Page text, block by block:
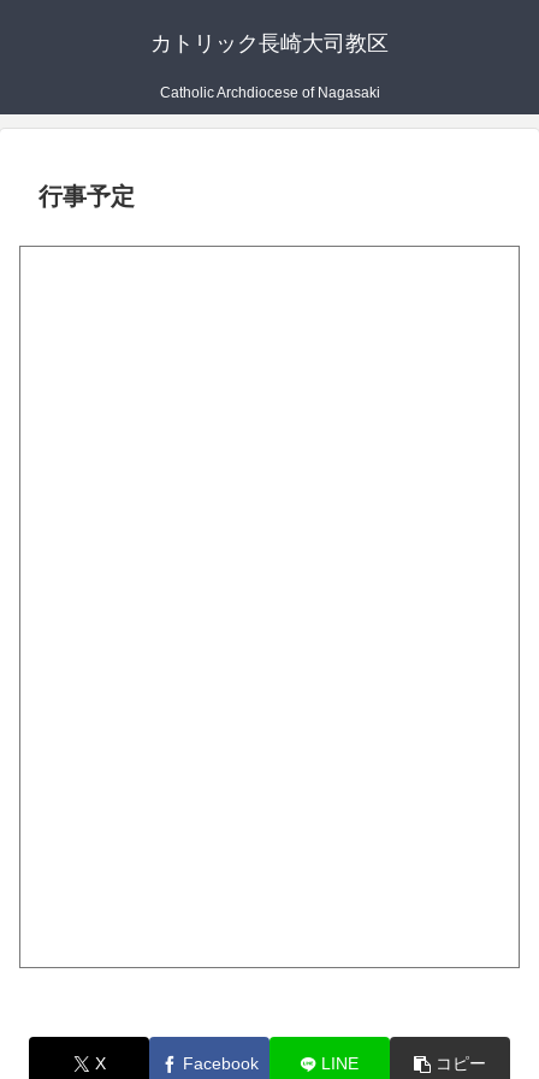
カトリック長崎大司教区
Catholic Archdiocese of Nagasaki
行事予定
X Facebook LINE コピー